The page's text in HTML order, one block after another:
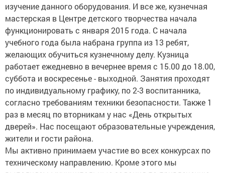
изучение данного оборудования. И все же, кузнечная
мастерская в Центре детского творчества начала
функционировать с января 2015 года. С начала
учебного года была набрана группа из 13 ребят,
желающих обучиться кузнечному делу. Кузница
работает ежедневно в вечернее время с 15.00 до 18.00,
суббота и воскресенье - выходной. Занятия проходят
по индивидуальному графику, по 2-3 воспитанника,
согласно требованиям техники безопасности. Также 1
раз в месяц по вторникам у нас «День открытых
дверей». Нас посещают образовательные учреждения,
жители и гости района.
Мы активно принимаем участие во всех конкурсах по
техническому направлению. Кроме этого мы